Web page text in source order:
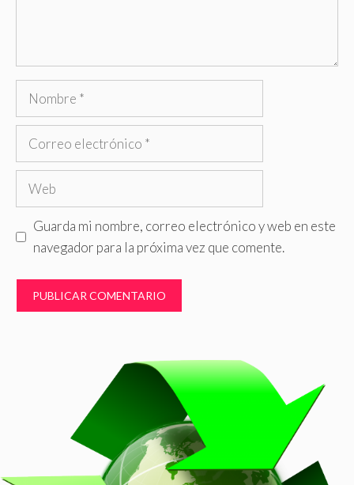
Nombre
Correo
Web
Guarda mi nombre, correo electrónico y web en este
navegador para la próxima vez que comente.